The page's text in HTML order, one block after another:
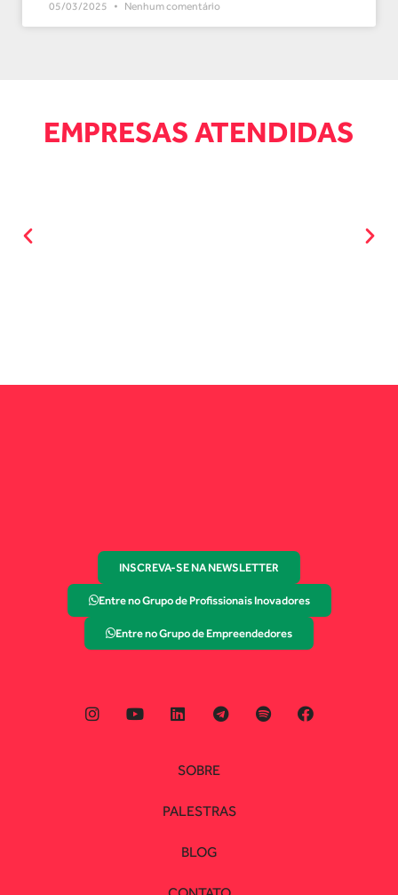
05/03/2025 Nenhum comentário
EMPRESAS ATENDIDAS
INSCREVA-SE NA NEWSLETTER
Entre no Grupo de Profissionais Inovadores
Entre no Grupo de Empreendedores
SOBRE
PALESTRAS
BLOG